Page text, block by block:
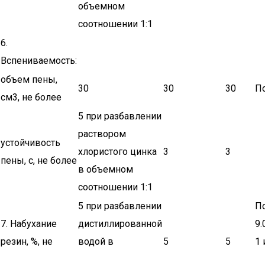
объемном
соотношении 1:1
6.
Вспениваемость:
объем пены,
см3, не более
30 30 30
устойчивость
пены, с, не более
5 при разбавлении
раствором
хлористого цинка
в объемном
соотношении 1:1
3 3
7. Набухание
резин, %, не
5 при разбавлении
дистиллированной
водой в
5 5
1